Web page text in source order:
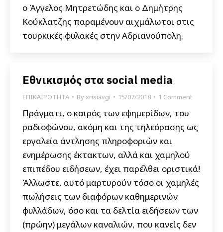
ο Άγγελος Μητρετώδης και ο Δημήτρης
Κούκλατζης παραμένουν αιχμάλωτοι στις
τουρκικές φυλακές στην Αδριανούπολη.
Εθνικισμός στα social media
ΕΠΙΚΑΙΡΟΤΗΤΑ Byxrisiavgi 15/07/2018 1 Comment
Πράγματι, ο καιρός των εφημερίδων, του
ραδιοφώνου, ακόμη και της τηλεόρασης ως
εργαλεία άντλησης πληροφοριών και
ενημέρωσης έκτακτων, αλλά και χαμηλού
επιπέδου ειδήσεων, έχει παρέλθει οριστικά!
Άλλωστε, αυτό μαρτυρούν τόσο οι χαμηλές
πωλήσεις των διαφόρων καθημερινών
φυλλάδων, όσο και τα δελτία ειδήσεων των
(πρώην) μεγάλων καναλιών, που κανείς δεν